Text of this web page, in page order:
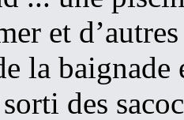
et
la baignade
des